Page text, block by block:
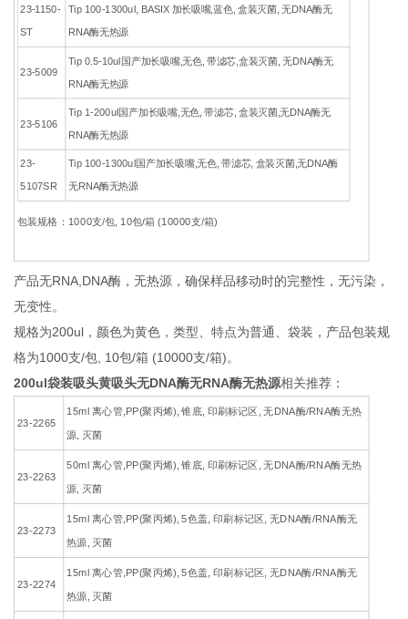
23-1150-
ST
Tip 100-1300ul, BASIX 加长吸嘴,蓝色, 盒装灭菌, 无DNA酶无
RNA酶无热源
23-5009
Tip 0.5-10ul国产加长吸嘴,无色, 带滤芯,盒装灭菌, 无DNA酶无
RNA酶无热源
23-5106
Tip 1-200ul国产加长吸嘴,无色, 带滤芯, 盒装灭菌,无DNA酶无
RNA酶无热源
23-
5107SR
Tip 100-1300ul国产加长吸嘴,无色, 带滤芯, 盒装灭菌,无DNA酶
无RNA酶无热源
包装规格：1000支/包, 10包/箱 (10000支/箱)
产品无RNA,DNA酶，无热源，确保样品移动时的完整性，无污染，
无变性。
规格为200ul，颜色为黄色，类型、特点为普通、袋装，产品包装规
格为1000支/包, 10包/箱 (10000支/箱)。
200ul袋装吸头黄吸头无DNA酶无RNA酶无热源相关推荐：
23-2265
15ml 离心管,PP(聚丙烯), 锥底, 印刷标记区, 无DNA酶/RNA酶无热
源, 灭菌
23-2263
50ml 离心管,PP(聚丙烯), 锥底, 印刷标记区, 无DNA酶/RNA酶无热
源, 灭菌
23-2273
15ml 离心管,PP(聚丙烯), 5色盖, 印刷标记区, 无DNA酶/RNA酶无
热源, 灭菌
23-2274
15ml 离心管,PP(聚丙烯), 5色盖, 印刷标记区, 无DNA酶/RNA酶无
热源, 灭菌